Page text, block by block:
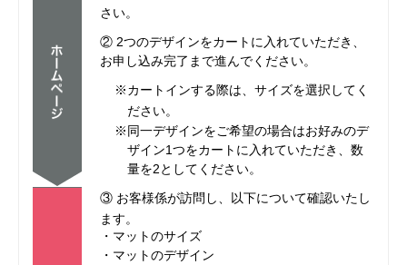
さい。
② 2つのデザインをカートに入れていただき、
お申し込み完了まで進んでください。
※カートインする際は、サイズを選択してく
ださい。
※同一デザインをご希望の場合はお好みのデ
ザイン1つをカートに入れていただき、数
量を2としてください。
③ お客様係が訪問し、以下について確認いたし
ます。
・マットのサイズ
・マットのデザイン